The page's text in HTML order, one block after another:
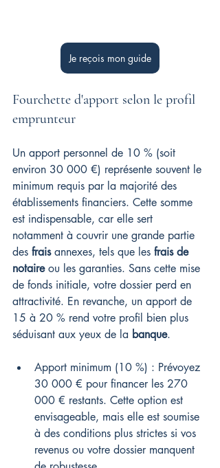
Je reçois mon guide
Fourchette d'apport selon le profil
emprunteur
Un apport personnel de 10 % (soit
environ 30 000 €) représente souvent le
minimum requis par la majorité des
établissements financiers. Cette somme
est indispensable, car elle sert
notamment à couvrir une grande partie
des frais annexes, tels que les frais de
notaire ou les garanties. Sans cette mise
de fonds initiale, votre dossier perd en
attractivité. En revanche, un apport de
15 à 20 % rend votre profil bien plus
séduisant aux yeux de la banque.
Apport minimum (10 %) : Prévoyez
30 000 € pour financer les 270
000 € restants. Cette option est
envisageable, mais elle est soumise
à des conditions plus strictes si vos
revenus ou votre dossier manquent